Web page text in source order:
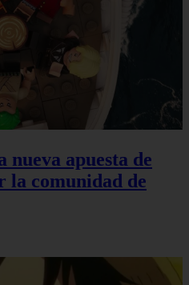
apuesta de
comunidad de